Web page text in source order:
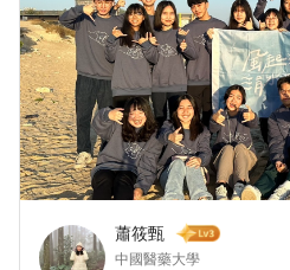
蕭筱甄
中國醫藥大學